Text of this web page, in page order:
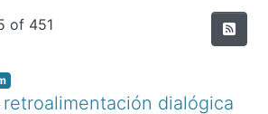
of 451
retroalimentación dialógica